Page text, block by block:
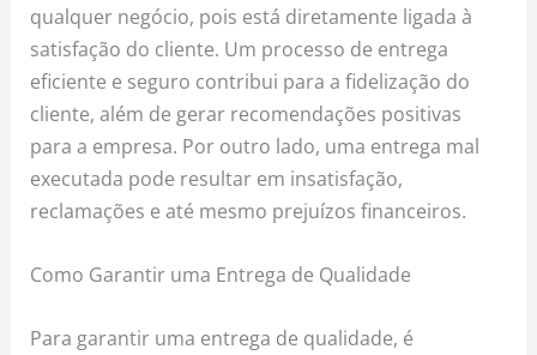
qualquer negócio, pois está diretamente ligada à
satisfação do cliente. Um processo de entrega
eficiente e seguro contribui para a fidelização do
cliente, além de gerar recomendações positivas
para a empresa. Por outro lado, uma entrega mal
executada pode resultar em insatisfação,
reclamações e até mesmo prejuízos financeiros.
Como Garantir uma Entrega de Qualidade
Para garantir uma entrega de qualidade, é